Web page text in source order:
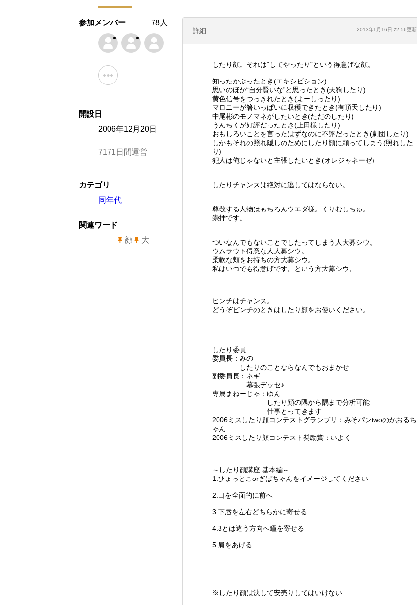
詳細 2013年1月16日 22:56更新
したり顔。それは“してやったり”という得意げな顔。
知ったかぶったとき(エキシビション)
思いのほか“自分賢いな”と思ったとき(天狗したり)
黄色信号をつっきれたとき(よーしったり)
マロニーが箸いっぱいに収穫できたとき(有頂天したり)
中尾彬のモノマネがしたいとき(ただのしたり)
うんちくが好評だったとき(上田様したり)
おもしろいことを言ったはずなのに不評だったとき(劇団したり)
しかもそれの照れ隠しのためにしたり顔に頼ってしまう(照れした
り)
犯人は俺じゃないと主張したいとき(オレジャネーゼ)
したりチャンスは絶対に逃してはならない。
尊敬する人物はもちろんウエダ様。くりむしちゅ。
崇拝です。
ついなんでもないことでしたってしまう人大募シウ。
ウムラウト得意な人大募シウ。
柔軟な頬をお持ちの方大募シウ。
私はいつでも得意げです。という方大募シウ。
ピンチはチャンス。
どうぞピンチのときはしたり顔をお使いください。
したり委員
委員長：みの
したりのことならなんでもおまかせ
副委員長：ネギ
幕張デッセ♪
専属まねーじゃ：ゆん
したり顔の隅から隅まで分析可能
仕事とってきます
2006ミスしたり顔コンテストグランプリ：みそパンtwoのかおるち
ゃん
2006ミスしたり顔コンテスト奨励賞：いよく
～したり顔講座 基本編～
1.ひょっとこorぎばちゃんをイメージしてください
2.口を全面的に前へ
3.下唇を左右どちらかに寄せる
4.3とは違う方向へ瞳を寄せる
5.肩をあげる
※したり顔は決して安売りしてはいけない
参加メンバー 78人
開設日
2006年12月20日
7171日間運営
カテゴリ
同年代
関連ワード
顔
大